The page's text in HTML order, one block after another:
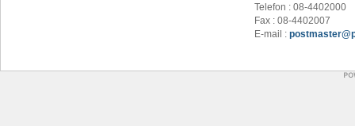
Telefon : 08-4402000
Fax : 08-4402007
E-mail :